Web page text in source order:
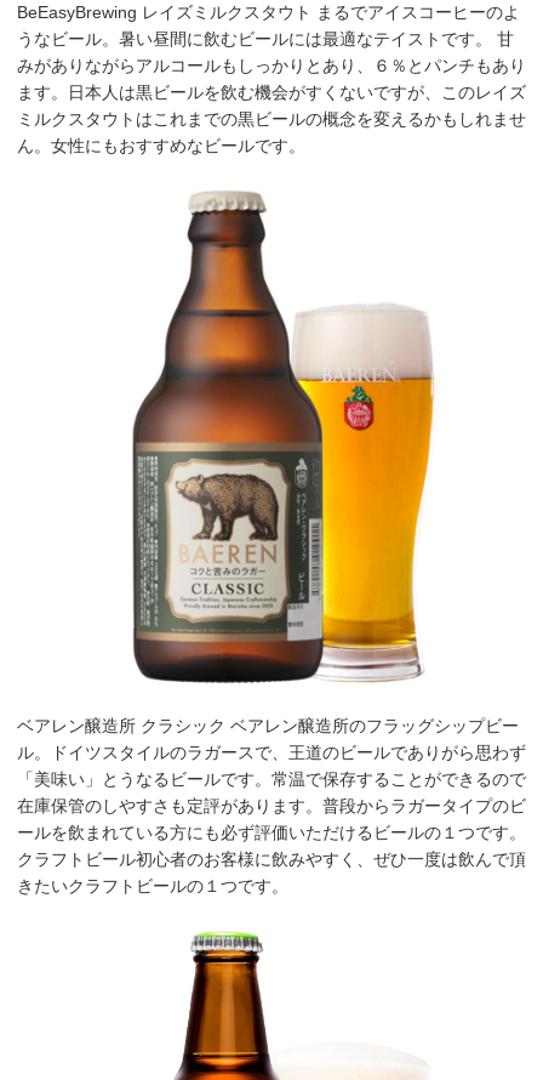
BeEasyBrewing レイズミルクスタウト まるでアイスコーヒーのよ
うなビール。暑い昼間に飲むビールには最適なテイストです。 甘
みがありながらアルコールもしっかりとあり、６％とパンチもあり
ます。日本人は黒ビールを飲む機会がすくないですが、このレイズ
ミルクスタウトはこれまでの黒ビールの概念を変えるかもしれませ
ん。女性にもおすすめなビールです。
ベアレン醸造所 クラシック ベアレン醸造所のフラッグシップビー
ル。ドイツスタイルのラガースで、王道のビールでありがら思わず
「美味い」とうなるビールです。常温で保存することができるので
在庫保管のしやすさも定評があります。普段からラガータイプのビ
ールを飲まれている方にも必ず評価いただけるビールの１つです。
クラフトビール初心者のお客様に飲みやすく、ぜひ一度は飲んで頂
きたいクラフトビールの１つです。